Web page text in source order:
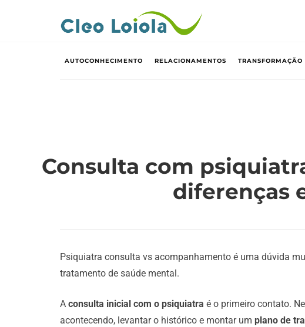
AUTOCONHECIMENTO RELACIONAMENTOS TRANSFORMAÇÃO
Consulta com
diferenças
Psiquiatra consulta vs acompanhamento é uma dúvida
tratamento de saúde mental.
A consulta inicial com o psiquiatra é o primeiro contato.
acontecendo, levantar o histórico e montar um plano de